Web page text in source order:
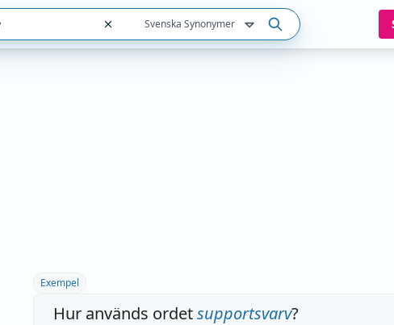
Svenska Synonymer
Exempel
Hur används ordetsupportsvarv?